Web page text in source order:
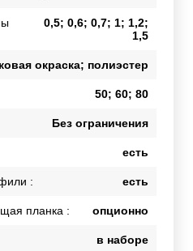
0,5; 0,6; 0,7; 1; 1,2;
1,5
окраска; полиэстер
50; 60; 80
Без ограничения
есть
: есть
планка : опционно
в наборе